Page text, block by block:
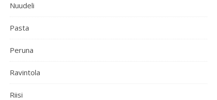
Nuudeli
Pasta
Peruna
Ravintola
Riisi